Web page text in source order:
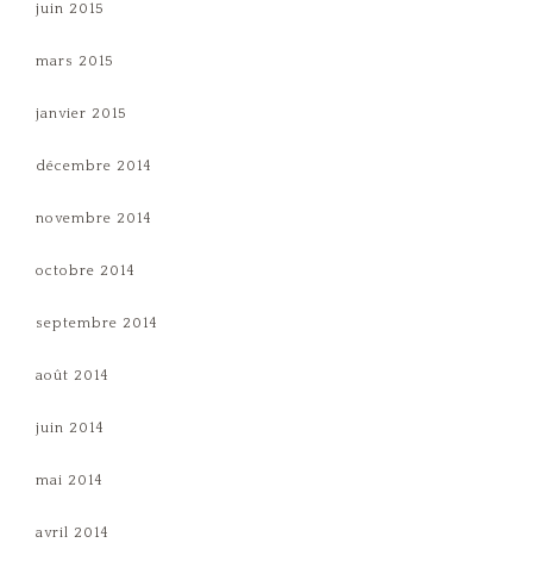
juin 2015
mars 2015
janvier 2015
décembre 2014
novembre 2014
octobre 2014
septembre 2014
août 2014
juin 2014
mai 2014
avril 2014